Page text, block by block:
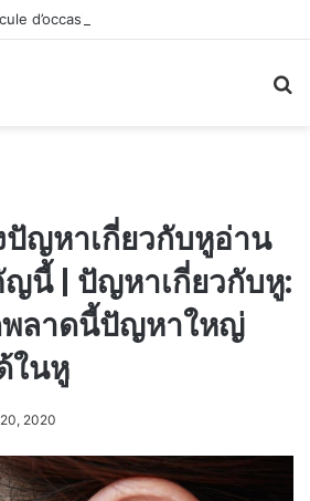
d’occasion en plein essor
ปัญหาเกี่ยวกับหูอ่าน
นี้ | ปัญหาเกี่ยวกับหู:
ลาดนี้ปัญหาใหญ่
ในหู
2020